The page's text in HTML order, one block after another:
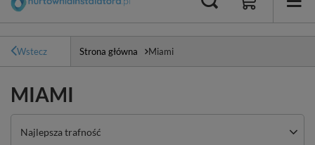
Wstecz Strona główna Miami
MIAMI
Zmień sortowanie
Najlepsza trafność